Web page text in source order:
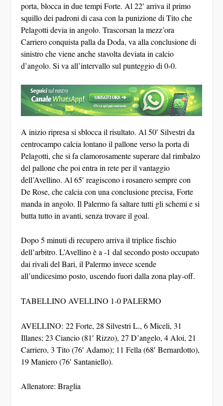
porta, blocca in due tempi Forte. Al 22′ arriva il primo
squillo dei padroni di casa con la punizione di Tito che
Pelagotti devia in angolo. Trascorsan la mezz’ora
Carriero conquista palla da Doda, va alla conclusione di
sinistro che viene anche stavolta deviata in calcio
d’angolo. Si va all’intervallo sul punteggio di 0-0.
A inizio ripresa si sblocca il risultato. Al 50′ Silvestri da
centrocampo calcia lontano il pallone verso la porta di
Pelagotti, che si fa clamorosamente superare dal rimbalzo
del pallone che poi entra in rete per il vantaggio
dell’Avellino. Al 65′ reagiscono i rosanero sempre con
De Rose, che calcia con una conclusione precisa, Forte
manda in angolo. Il Palermo fa saltare tutti gli schemi e si
butta tutto in avanti, senza trovare il goal.
Dopo 5 minuti di recupero arriva il triplice fischio
dell’arbitro. L’Avellino è a -1 dal secondo posto occupato
dai rivali del Bari, il Palermo invece scende
all’undicesimo posto, uscendo fuori dalla zona play-off.
TABELLINO AVELLINO 1-0 PALERMO
AVELLINO: 22 Forte, 28 Silvestri L., 6 Miceli, 31
Illanes; 23 Ciancio (81′ Rizzo), 27 D’angelo, 4 Aloi, 21
Carriero, 3 Tito (76′ Adamo); 11 Fella (68′ Bernardotto),
19 Maniero (76′ Santaniello).
Allenatore: Braglia